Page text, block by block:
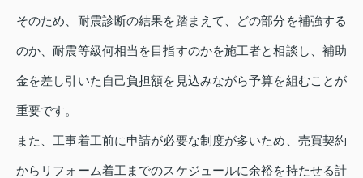
そのため、耐震診断の結果を踏まえて、どの部分を補強する
のか、耐震等級何相当を目指すのかを施工者と相談し、補助
金を差し引いた自己負担額を見込みながら予算を組むことが
重要です。
また、工事着工前に申請が必要な制度が多いため、売買契約
からリフォーム着工までのスケジュールに余裕を持たせる計